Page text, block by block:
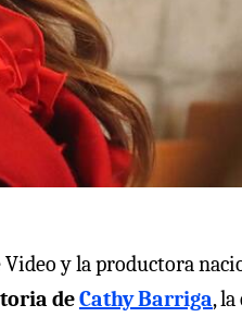
Video y la productora
deCathy Barriga,